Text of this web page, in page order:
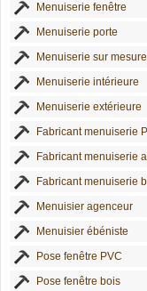
Menuiserie fenêtre
Menuiserie porte
Menuiserie sur mesure
Menuiserie intérieure
Menuiserie extérieure
Fabricant menuiserie
Fabricant menuiserie
Fabricant menuiserie
Menuisier agenceur
Menuisier ébéniste
Pose fenêtre PVC
Pose fenêtre bois